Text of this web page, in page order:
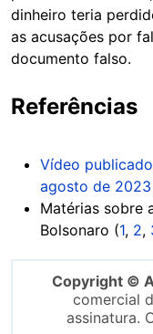
dinheiro teria
as acusações por
documento falso.
Referências
Vídeo
agosto de 2023
Matérias sobre
Bolsonaro (1, 2,
Copyright ©
comercial
assinatura.